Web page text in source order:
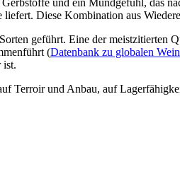
und ein Mundgefühl, das
Diese Kombination aus
geführt. Eine der meistzitierten
(Datenbank zu globalen
ist.
Terroir und Anbau, auf